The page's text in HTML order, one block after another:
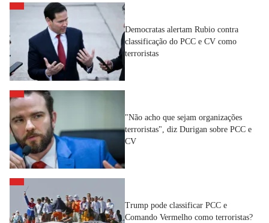
Democratas alertam Rubio contra
classificação do PCC e CV como
terroristas
"Não acho que sejam organizações
terroristas", diz Durigan sobre PCC e
CV
Trump pode classificar PCC e
Comando Vermelho como terroristas?